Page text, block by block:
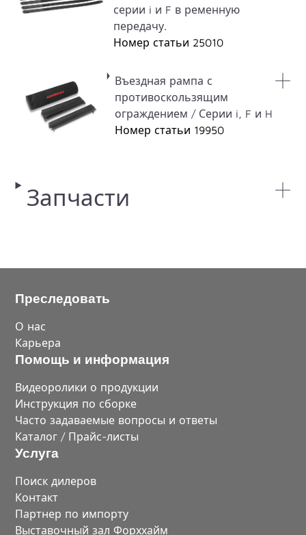
серии i и F в ременную
передачу.
Номер статьи 25010
Въездная рампа с
противоскользящим
ограждением / Серии i, F и H
Номер статьи 19950
Запчасти
Преследовать
О нас
Карьера
Помощь и информация
Видеоролики о продукции
Инструкция по сборке
Часто задаваемые вопросы и ответы
Каталог / Прайс-листы
Услуга
Поиск дилеров
Контакт
Партнер по импорту
Выставочный зал Форххайм